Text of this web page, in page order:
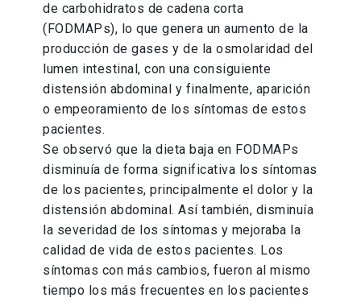
de carbohidratos de cadena corta
(FODMAPs), lo que genera un aumento de la
producción de gases y de la osmolaridad del
lumen intestinal, con una consiguiente
distensión abdominal y finalmente, aparición
o empeoramiento de los síntomas de estos
pacientes.
Se observó que la dieta baja en FODMAPs
disminuía de forma significativa los síntomas
de los pacientes, principalmente el dolor y la
distensión abdominal. Así también, disminuía
la severidad de los síntomas y mejoraba la
calidad de vida de estos pacientes. Los
síntomas con más cambios, fueron al mismo
tiempo los más frecuentes en los pacientes